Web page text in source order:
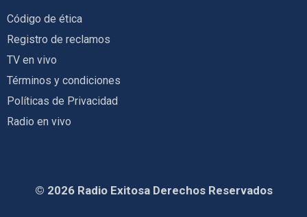
Código de ética
Registro de reclamos
TV en vivo
Términos y condiciones
Políticas de Privacidad
Radio en vivo
© 2026 Radio Exitosa Derechos Reservados